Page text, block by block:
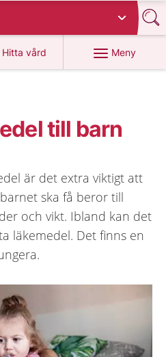
Hitta vård
på 1177.se
Meny
till barn
är det extra viktigt att
ska få beror till
och vikt. Ibland kan det
läkemedel. Det finns en